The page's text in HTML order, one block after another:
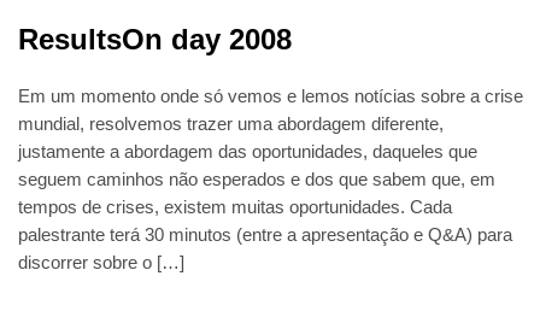
ResultsOn day 2008
Em um momento onde só vemos e lemos notícias sobre a crise
mundial, resolvemos trazer uma abordagem diferente,
justamente a abordagem das oportunidades, daqueles que
seguem caminhos não esperados e dos que sabem que, em
tempos de crises, existem muitas oportunidades. Cada
palestrante terá 30 minutos (entre a apresentação e Q&A) para
discorrer sobre o […]